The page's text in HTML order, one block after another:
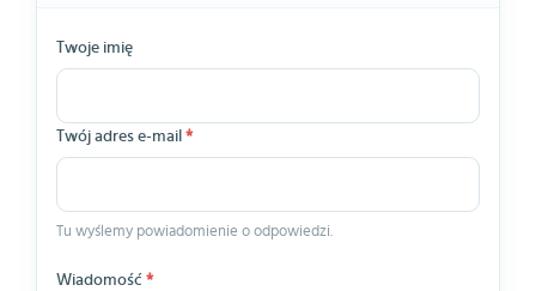
Twoje imię
Twój adres e-mail *
Tu wyślemy powiadomienie o odpowiedzi.
Wiadomość *